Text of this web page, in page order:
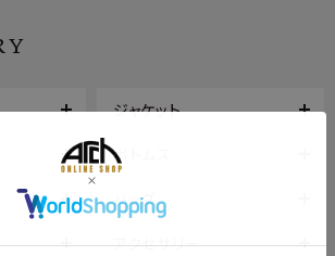
ジャケット
ボトムス
バッグ
アクセサリー